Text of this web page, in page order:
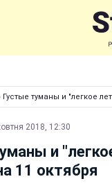
› Густые туманы и "легкое
2018, 12:30
и
11 октября